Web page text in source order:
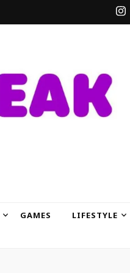
GAMES LIFESTYLE